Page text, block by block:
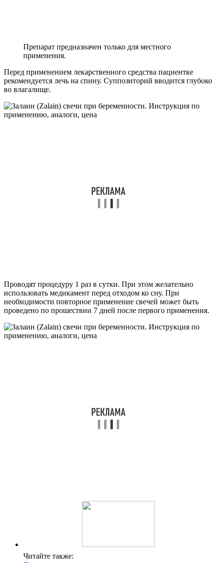
Препарат предназначен только для местного
применения.
Перед применением лекарственного средства пациентке
рекомендуется лечь на спину. Суппозиторий вводится глубоко
во влагалище.
Проводят процедуру 1 раз в сутки. При этом желательно
использовать медикамент перед отходом ко сну. При
необходимости повторное применение свечей может быть
проведено по прошествии 7 дней после первого применения.
Читайте также: